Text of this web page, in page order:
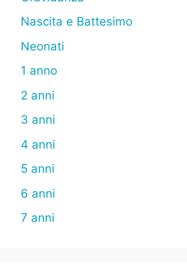
Nascita e Battesimo
Neonati
1 anno
2 anni
3 anni
4 anni
5 anni
6 anni
7 anni